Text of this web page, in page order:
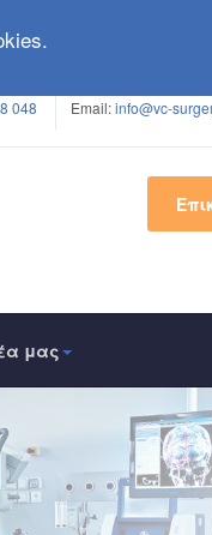
048 Email:info@vc-
μας